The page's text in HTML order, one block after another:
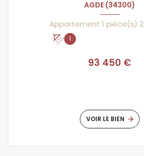
AGDE (34300)
1
93 450 €
VOIR LE BIEN